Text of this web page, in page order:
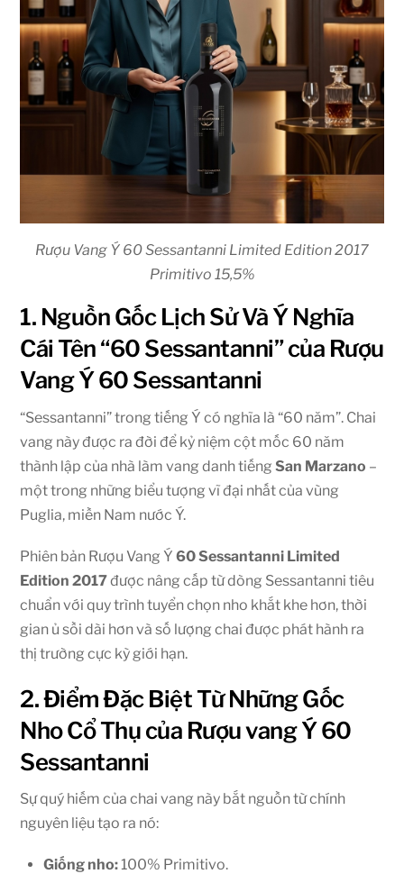
Rượu Vang Ý 60 Sessantanni Limited Edition 2017
Primitivo 15,5%
1. Nguồn Gốc Lịch Sử Và Ý Nghĩa
Cái Tên “60 Sessantanni” của Rượu
Vang Ý 60 Sessantanni
“Sessantanni” trong tiếng Ý có nghĩa là “60 năm”. Chai
vang này được ra đời để kỷ niệm cột mốc 60 năm
thành lập của nhà làm vang danh tiếngSan Marzano –
một trong những biểu tượng vĩ đại nhất của vùng
Puglia, miền Nam nước Ý.
Phiên bản Rượu Vang Ý60 Sessantanni Limited
Edition 2017được nâng cấp từ dòng Sessantanni tiêu
chuẩn với quy trình tuyển chọn nho khắt khe hơn, thời
gian ủ sồi dài hơn và số lượng chai được phát hành ra
thị trường cực kỳ giới hạn.
2. Điểm Đặc Biệt Từ Những Gốc
Nho Cổ Thụ của Rượu vang Ý 60
Sessantanni
Sự quý hiếm của chai vang này bắt nguồn từ chính
nguyên liệu tạo ra nó:
Giống nho:100% Primitivo.